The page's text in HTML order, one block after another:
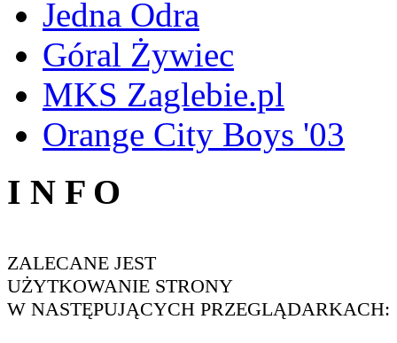
Jedna Odra
Góral Żywiec
MKS Zaglebie.pl
Orange City Boys '03
I N F O
ZALECANE JEST
UŻYTKOWANIE STRONY
W NASTĘPUJĄCYCH PRZEGLĄDARKACH: